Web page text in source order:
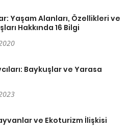
Yaşam Alanları, Özellikleri ve
Hakkında 16 Bilgi
Baykuşlar ve Yarasa
ve Ekoturizm İlişkisi